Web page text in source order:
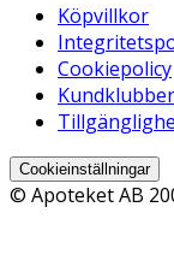
Köpvillkor
Cookiepolicy
Cookieinställningar
© Apoteket AB